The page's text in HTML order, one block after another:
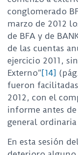
conglomerado
marzo de 2012
de BFA y de
de las cuentas
ejercicio 2011,
Externo” [14]
fueron
2012, con el
informe antes
general ordinaria
En esta sesión